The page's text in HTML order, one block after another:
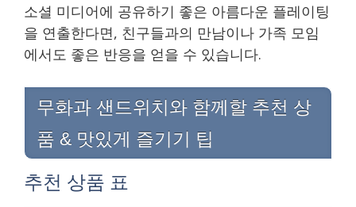
소셜 미디어에 공유하기 좋은 아름다운 플레이팅
을 연출한다면, 친구들과의 만남이나 가족 모임
에서도 좋은 반응을 얻을 수 있습니다.
무화과 샌드위치와 함께할 추천 상
품 & 맛있게 즐기기 팁
추천 상품 표